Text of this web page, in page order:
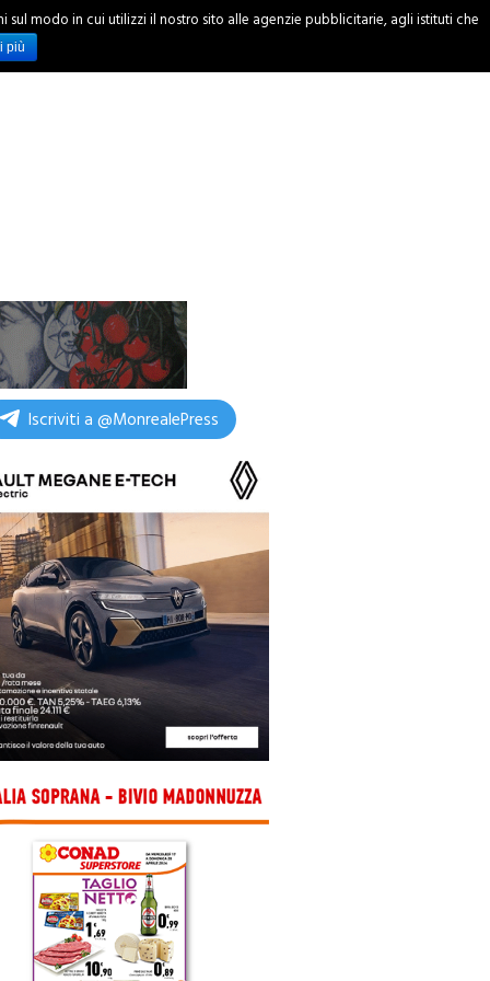
INCHIESTE
Iscriviti a @MonrealePress
modo in cui utilizzi il nostro sito alle agenzie pubblicitarie, agli istituti che
più